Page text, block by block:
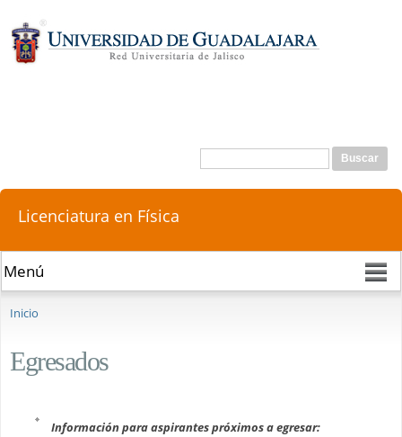
principal
Formulario de búsqueda
Buscar
Licenciatura en Física
Inicio
Egresados
Información para aspirantes próximos a egresar: